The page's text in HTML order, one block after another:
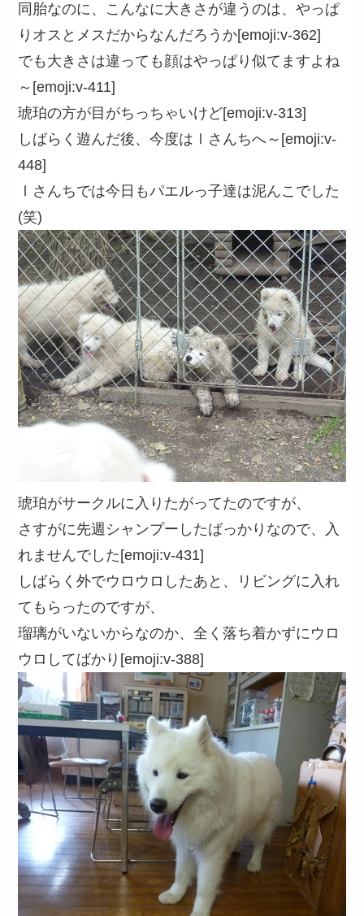
同胎なのに、こんなに大きさが違うのは、やっぱ
りオスとメスだからなんだろうか[emoji:v-362]
でも大きさは違っても顔はやっぱり似てますよね
～[emoji:v-411]
琥珀の方が目がちっちゃいけど[emoji:v-313]
しばらく遊んだ後、今度はⅠさんちへ～[emoji:v-
448]
Ⅰさんちでは今日もパエルっ子達は泥んこでした
(笑)
琥珀がサークルに入りたがってたのですが、
さすがに先週シャンプーしたばっかりなので、入
れませんでした[emoji:v-431]
しばらく外でウロウロしたあと、リビングに入れ
てもらったのですが、
瑠璃がいないからなのか、全く落ち着かずにウロ
ウロしてばかり[emoji:v-388]